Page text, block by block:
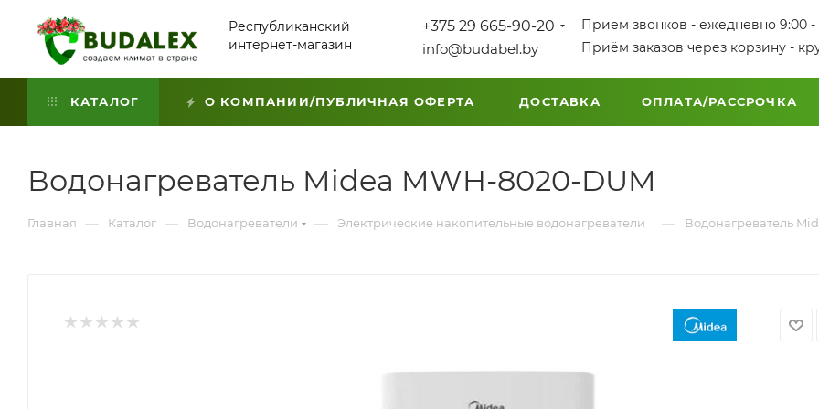
Республиканский
интернет-магазин
+375 29 665-90-20
info@budabel.by
Прием звонков - ежедневно 9:00 -
Приём заказов через корзину -
КАТАЛОГ О КОМПАНИИ/ПУБЛИЧНАЯ ОФЕРТА ДОСТАВКА ОПЛАТА/РАССРОЧКА
Водонагреватель Midea MWH-8020-DUM
Главная — Каталог — Водонагреватели — Электрические накопительные водонагреватели — Водонагреватель